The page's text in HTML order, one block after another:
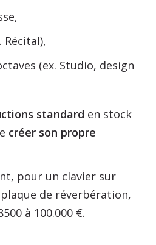
Récital),
(ex. Studio, design
standard en stock
créer son propre
pour un clavier sur
de réverbération,
à 100.000 €.